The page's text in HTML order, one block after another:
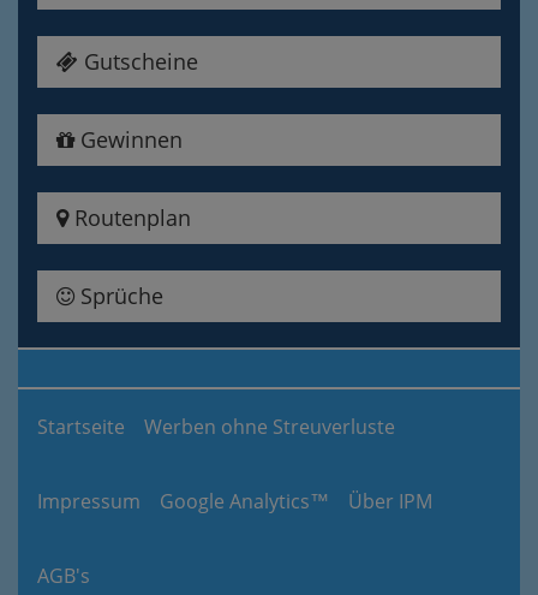
Gutscheine
Gewinnen
Routenplan
Sprüche
Startseite Werben ohne Streuverluste
Impressum Google Analytics™ Über IPM
AGB's